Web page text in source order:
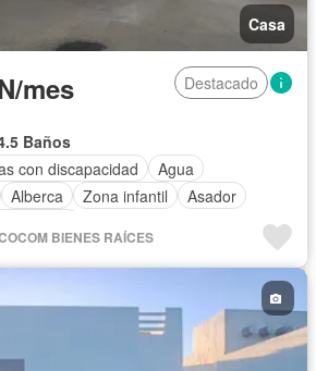
Casa
mes
Destacado
Baños
con discapacidad
Agua
Alberca Zona infantil
Asador
Cisterna
Cocina equipada
Jardín
Recámara con closet
Zonas verdes
Permite niños
Solo familias
BIENES RAÍCES